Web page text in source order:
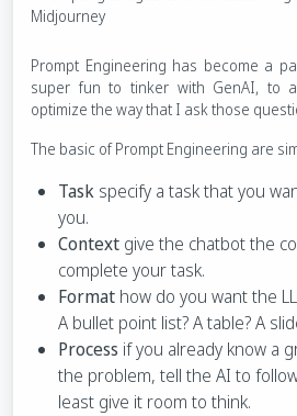
Midjourney
Prompt Engineering has become a
super fun to tinker with GenAI, to
optimize the way that I ask those
The basic of Prompt Engineering are
Task specify a task that you
you.
Context give the chatbot the
complete your task.
Format how do you want the
A bullet point list? A table? A
Process if you already know a
the problem, tell the AI to
least give it room to think.